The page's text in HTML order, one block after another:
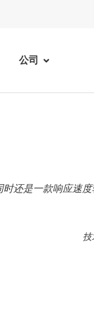
公司
时还是一款响应速